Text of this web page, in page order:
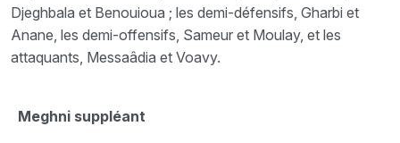
Djeghbala et Benouioua ; les demi-défensifs, Gharbi et
Anane, les demi-offensifs, Sameur et Moulay, et les
attaquants, Messaâdia et Voavy.
Meghni suppléant